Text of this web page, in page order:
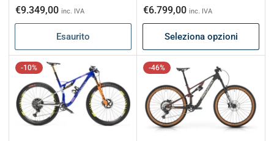
di
listino
scontato
€9.349,00 inc. IVA
Esaurito
di
listino
scontato
€6.799,00 inc. IVA
Seleziona opzioni
-10% -46%